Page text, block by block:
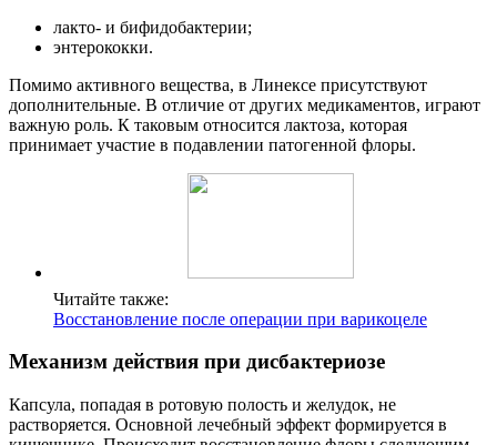
лакто- и бифидобактерии;
энтерококки.
Помимо активного вещества, в Линексе присутствуют
дополнительные. В отличие от других медикаментов, играют
важную роль. К таковым относится лактоза, которая
принимает участие в подавлении патогенной флоры.
Читайте также:
Восстановление после операции при варикоцеле
Механизм действия при дисбактериозе
Капсула, попадая в ротовую полость и желудок, не
растворяется. Основной лечебный эффект формируется в